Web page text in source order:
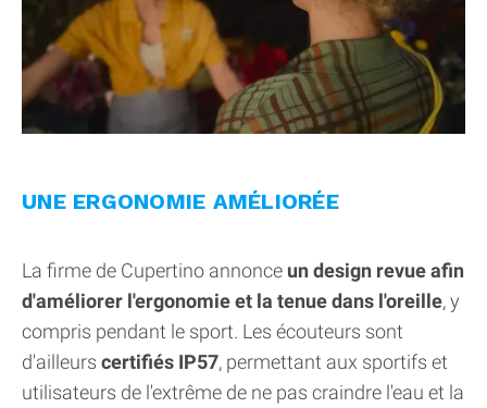
UNE ERGONOMIE AMÉLIORÉE
La firme de Cupertino annonce un design revue afin
d'améliorer l'ergonomie et la tenue dans l'oreille, y
compris pendant le sport. Les écouteurs sont
d'ailleurs certifiés IP57, permettant aux sportifs et
utilisateurs de l'extrême de ne pas craindre l'eau et la